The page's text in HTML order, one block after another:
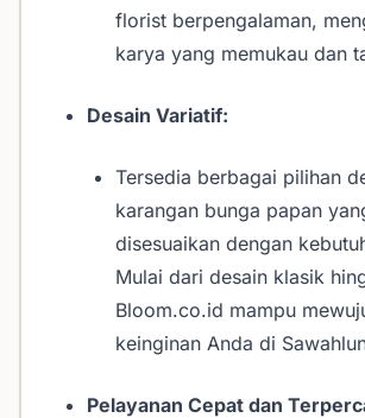
florist berpengalaman,
karya yang memukau dan
Desain Variatif:
Tersedia berbagai pilihan
karangan bunga papan
disesuaikan dengan
Mulai dari desain klasik
Bloom.co.id mampu
keinginan Anda di
Pelayanan Cepat dan